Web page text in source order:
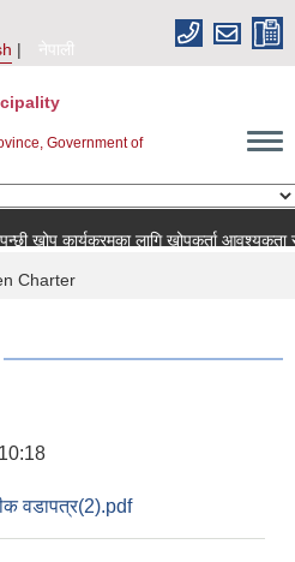
नेपाली
Government of
कार्यक्रमका लागि खोपकर्ता आवश्यकता
Charter
वडापत्र(2).pdf